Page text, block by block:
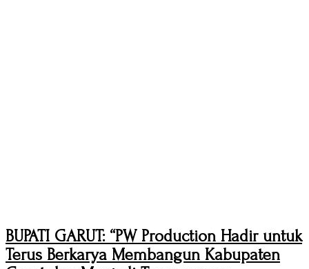
BUPATI GARUT: “PW Production Hadir untuk
Terus Berkarya Membangun Kabupaten